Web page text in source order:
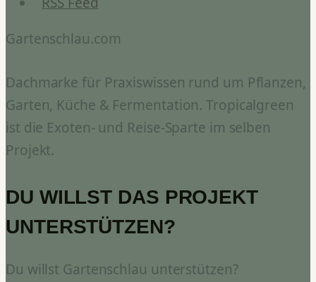
Gartenschlau.com
Dachmarke für Praxiswissen rund um Pflanzen,
Garten, Küche & Fermentation. Tropicalgreen
ist die Exoten- und Reise-Sparte im selben
Projekt.
DU WILLST DAS PROJEKT
UNTERSTÜTZEN?
Du willst Gartenschlau unterstützen?